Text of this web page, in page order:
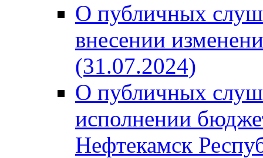
О публичных
внесении
(31.07.2024)
О публичных
исполнении
Нефтекамск